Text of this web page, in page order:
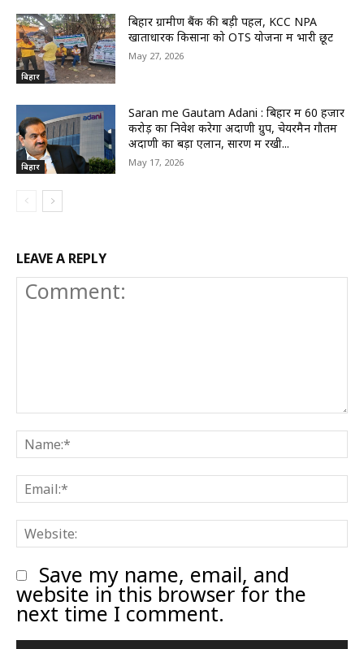
बिहार
बिहार ग्रामीण बैंक की बड़ी पहल, KCC NPA
खाताधारक किसानों को OTS योजना में भारी छूट
May 27, 2026
बिहार
Saran me Gautam Adani : बिहार में 60 हजार
करोड़ का निवेश करेगा अदाणी ग्रुप, चेयरमैन गौतम
अदाणी का बड़ा एलान, सारण में रखी...
May 17, 2026
LEAVE A REPLY
Comment:
Save my name, email, and
website in this browser for the
next time I comment.